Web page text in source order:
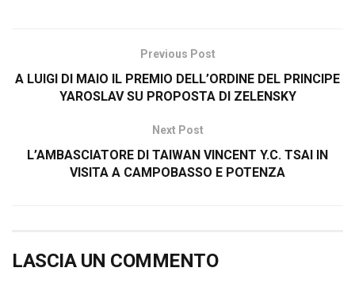
Previous Post
A LUIGI DI MAIO IL PREMIO DELL’ORDINE DEL PRINCIPE
YAROSLAV SU PROPOSTA DI ZELENSKY
Next Post
L’AMBASCIATORE DI TAIWAN VINCENT Y.C. TSAI IN
VISITA A CAMPOBASSO E POTENZA
LASCIA UN COMMENTO